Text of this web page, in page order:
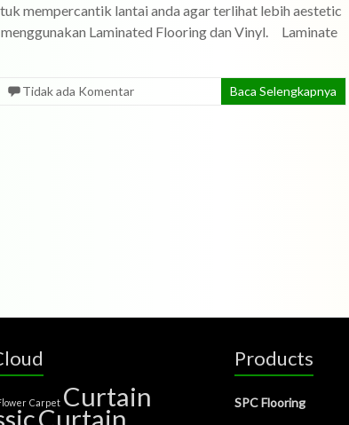
lantai anda agar terlihat lebih aestetic
Laminated Flooring dan Vinyl. Laminate
Tidak ada Komentar Baca Selengkapnya
Carpet Curtain
Curtain
Products
SPC Flooring